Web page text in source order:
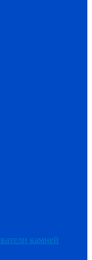
камней